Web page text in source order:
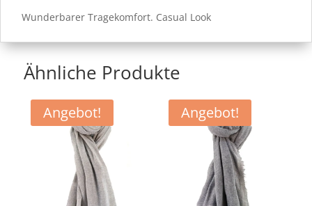
Wunderbarer Tragekomfort. Casual Look
Ähnliche Produkte
Angebot! Angebot!